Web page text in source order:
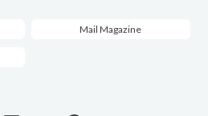
Mail Magazine